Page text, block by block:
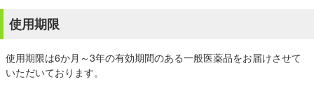
使用期限
使用期限は6か月～3年の有効期間のある一般医薬品をお届けさせて
いただいております。